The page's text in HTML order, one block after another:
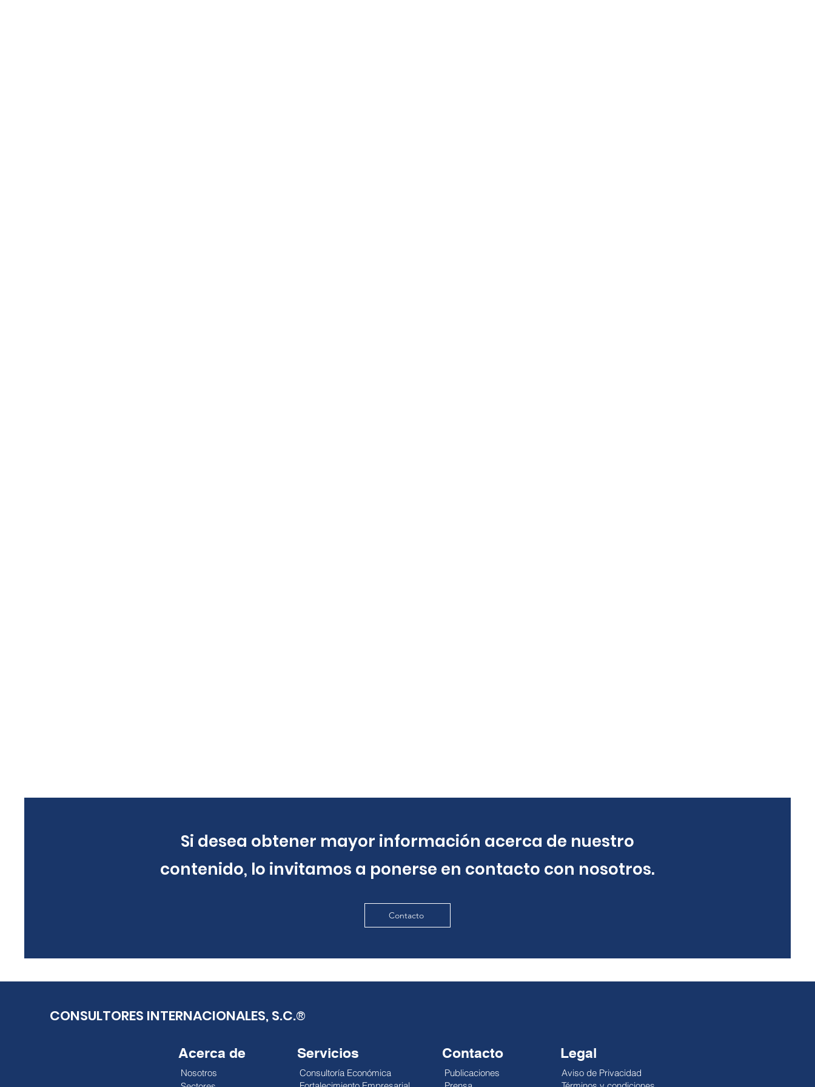
Si desea obtener mayor información acerca de nuestro
contenido, lo invitamos a ponerse en contacto con nosotros.
Contacto
CONSULTORES INTERNACIONALES, S.C.®
Acerca de
Nosotros
Servicios
Consultoría Económica
Contacto
Publicaciones
Legal
Aviso de Privacidad